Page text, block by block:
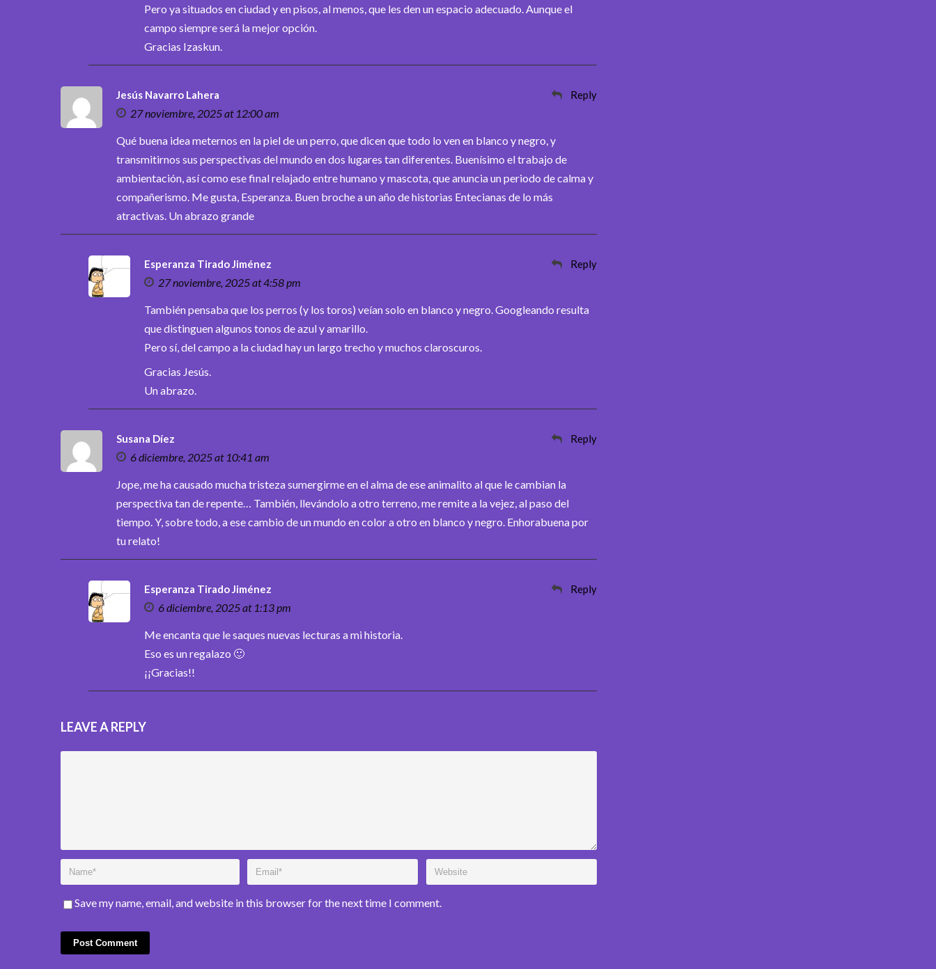
Pero ya situados en ciudad y en pisos, al menos, que les den un espacio adecuado. Aunque el
campo siempre será la mejor opción.
Gracias Izaskun.
Jesús Navarro Lahera
27 noviembre, 2025 at 12:00 am
Reply
Qué buena idea meternos en la piel de un perro, que dicen que todo lo ven en blanco y negro, y
transmitirnos sus perspectivas del mundo en dos lugares tan diferentes. Buenísimo el trabajo de
ambientación, así como ese final relajado entre humano y mascota, que anuncia un periodo de calma y
compañerismo. Me gusta, Esperanza. Buen broche a un año de historias Entecianas de lo más
atractivas. Un abrazo grande
Esperanza Tirado Jiménez
27 noviembre, 2025 at 4:58 pm
Reply
También pensaba que los perros (y los toros) veían solo en blanco y negro. Googleando resulta
que distinguen algunos tonos de azul y amarillo.
Pero sí, del campo a la ciudad hay un largo trecho y muchos claroscuros.
Gracias Jesús.
Un abrazo.
Susana Díez
6 diciembre, 2025 at 10:41 am
Reply
Jope, me ha causado mucha tristeza sumergirme en el alma de ese animalito al que le cambian la
perspectiva tan de repente… También, llevándolo a otro terreno, me remite a la vejez, al paso del
tiempo. Y, sobre todo, a ese cambio de un mundo en color a otro en blanco y negro. Enhorabuena por
tu relato!
Esperanza Tirado Jiménez
6 diciembre, 2025 at 1:13 pm
Reply
Me encanta que le saques nuevas lecturas a mi historia.
Eso es un regalazo 🙂
¡¡Gracias!!
LEAVE A REPLY
Save my name, email, and website in this browser for the next time I comment.